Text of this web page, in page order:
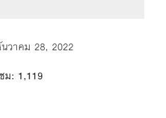
วาคม 28, 2022
ม: 1,119